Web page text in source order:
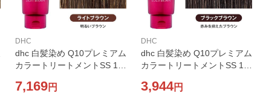
DHC
dhc 白髪染め Q10プレミアム
カラートリートメントSS 15
隠し 毛染め リタッチ ノンシ
7,169円
DHC
dhc 白髪染め Q10プレミアム
カラートリートメントSS 15
髪隠し 毛染め リタッチ ノン
3,944円